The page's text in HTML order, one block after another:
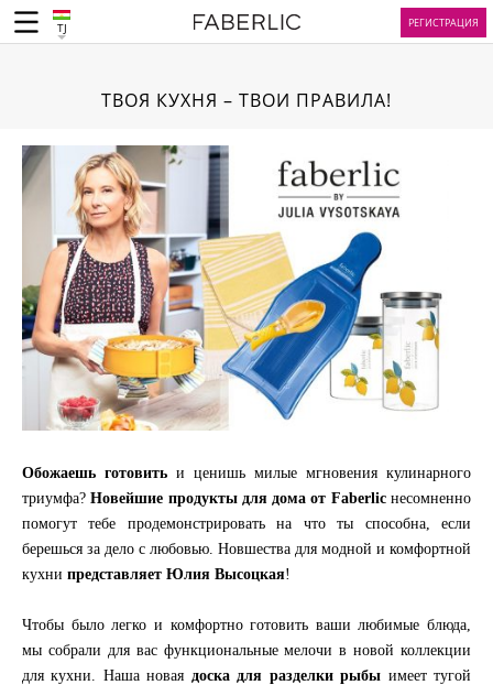
TJ РЕГИСТРАЦИЯ
ТВОЯ КУХНЯ – ТВОИ ПРАВИЛА!
Обожаешь готовить и ценишь милые мгновения кулинарного
триумфа?Новейшие продукты для дома от Faberlicнесомненно
помогут тебе продемонстрировать на что ты способна, если
берешься за дело с любовью. Новшества для модной и комфортной
кухни представляет Юлия Высоцкая!
Чтобы было легко и комфортно готовить ваши любимые блюда,
мы собрали для вас функциональные мелочи в новой коллекции
для кухни. Наша новая доска для разделки рыбы имеет тугой